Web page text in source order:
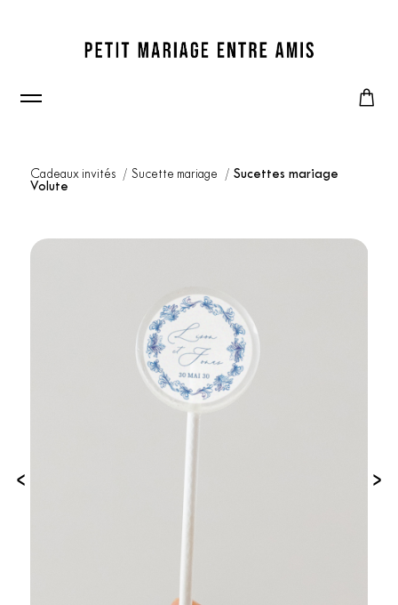
Cadeaux invités Sucette mariage
Sucettes mariage
Volute
‹ ›